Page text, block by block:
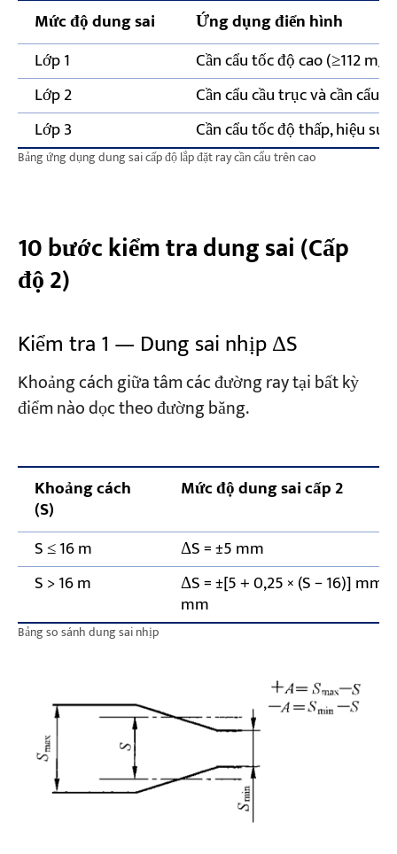
Mức độ dung sai
Ứng dụng điển hình
Lớp 1
Cần cẩu tốc độ cao (≥112
Lớp 2
Cần cẩu cầu trục và cần cẩu
Lớp 3
Cần cẩu tốc độ thấp, hiệu
Bảng ứng dụng dung sai cấp độ lắp đặt ray cần cẩu trên cao
10 bước kiểm tra dung sai (Cấp
độ 2)
Kiểm tra 1 — Dung sai nhịp ΔS
Khoảng cách giữa tâm các đường ray tại bất kỳ
điểm nào dọc theo đường băng.
Khoảng cách
(S)
Mức độ dung sai cấp 2
S ≤ 16 m
ΔS = ±5 mm
S > 16 m
ΔS = ±[5 + 0,25 × (S − 16)] mm,
mm
Bảng so sánh dung sai nhịp